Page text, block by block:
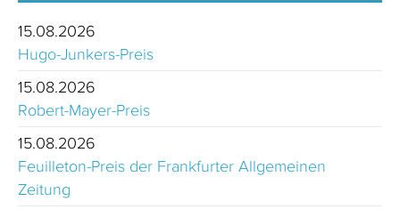
15.08.2026
Hugo-Junkers-Preis
15.08.2026
Robert-Mayer-Preis
15.08.2026
Feuilleton-Preis der Frankfurter Allgemeinen
Zeitung